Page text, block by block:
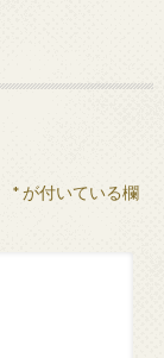
*が付いている欄